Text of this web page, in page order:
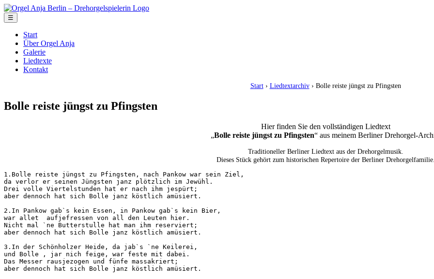
☰
Start
Über Orgel Anja
Galerie
Liedtexte
Kontakt
Start› Liedtextarchiv› Bolle reiste jüngst zu Pfingsten
Bolle reiste jüngst zu Pfingsten
Hier finden Sie den vollständigen Liedtext
„Bolle reiste jüngst zu Pfingsten“ aus meinem Berliner Drehorgel-
Traditioneller Berliner Liedtext aus der Drehorgelmusik.
Dieses Stück gehört zum historischen Repertoire der Berliner Drehorgelfamilie.
1.Bolle reiste jüngst zu Pfingsten, nach Pankow war sein Ziel,
da verlor er seinen Jüngsten janz plötzlich im Jewühl.
Drei volle Viertelstunden hat er nach ihm jespürt;
aber dennoch hat sich Bolle janz köstlich amüsiert.
2.In Pankow gab`s kein Essen, in Pankow gab`s kein Bier,
war allet  aufjefressen von all den Leuten hier.
Nicht mal `ne Butterstulle hat man ihm reserviert;
aber dennoch hat sich Bolle janz köstlich amüsiert.
3.In der Schönholzer Heide, da jab`s `ne Keilerei,
und Bolle , jar nich feige, war feste mit dabei.
Das Messer rausjezogen und fünfe massakriert;
aber dennoch hat sich Bolle janz köstlich amüsiert.